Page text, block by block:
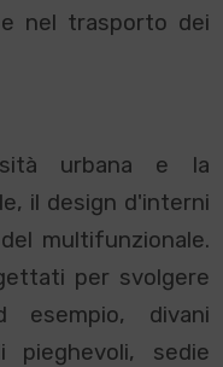
nel trasporto dei
urbana e la
il design d'interni
multifunzionale.
per svolgere
divani
sedie